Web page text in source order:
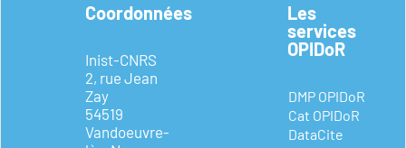
Coordonnées
Inist-CNRS
2, rue Jean
Zay
54519
Vandoeuvre-
Les
services
OPIDoR
DMP OPIDoR
Cat OPIDoR
DataCite